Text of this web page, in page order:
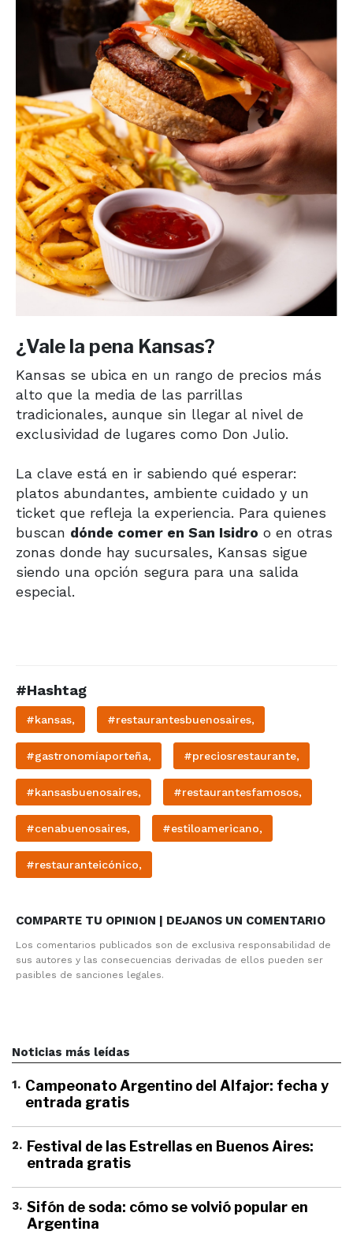
¿Vale la pena Kansas?
Kansas se ubica en un rango de precios más
alto que la media de las parrillas
tradicionales, aunque sin llegar al nivel de
exclusividad de lugares como Don Julio.
La clave está en ir sabiendo qué esperar:
platos abundantes, ambiente cuidado y un
ticket que refleja la experiencia. Para quienes
buscan dónde comer en San Isidro o en otras
zonas donde hay sucursales, Kansas sigue
siendo una opción segura para una salida
especial.
#Hashtag
#kansas, #restaurantesbuenosaires,
#gastronomíaporteña, #preciosrestaurante,
#kansasbuenosaires, #restaurantesfamosos,
#cenabuenosaires, #estiloamericano,
#restauranteicónico,
COMPARTE TU OPINION | DEJANOS UN COMENTARIO
Los comentarios publicados son de exclusiva responsabilidad de
sus autores y las consecuencias derivadas de ellos pueden ser
pasibles de sanciones legales.
Noticias más leídas
1. Campeonato Argentino del Alfajor: fecha y
entrada gratis
2. Festival de las Estrellas en Buenos Aires:
entrada gratis
3. Sifón de soda: cómo se volvió popular en
Argentina